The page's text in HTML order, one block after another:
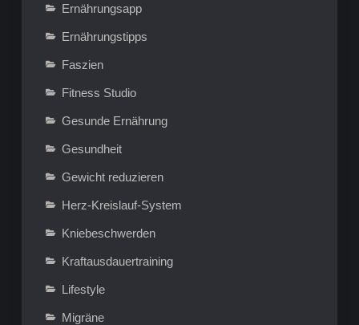
Ernährungsapp
Ernährungstipps
Faszien
Fitness Studio
Gesunde Ernährung
Gesundheit
Gewicht reduzieren
Herz-Kreislauf-System
Kniebeschwerden
Kraftausdauertraining
Lifestyle
Migräne